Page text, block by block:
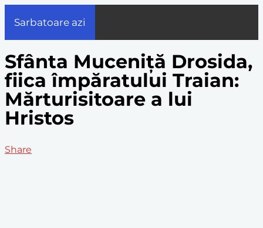
Sarbatoare azi
Sfânta Muceniță Drosida,
fiica împăratului Traian:
Mărturisitoare a lui
Hristos
Share